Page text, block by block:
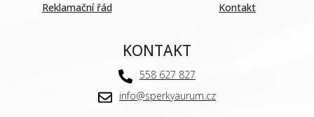
Reklamační řád
Kontakt
KONTAKT
558 627 827
info@sperkyaurum.cz